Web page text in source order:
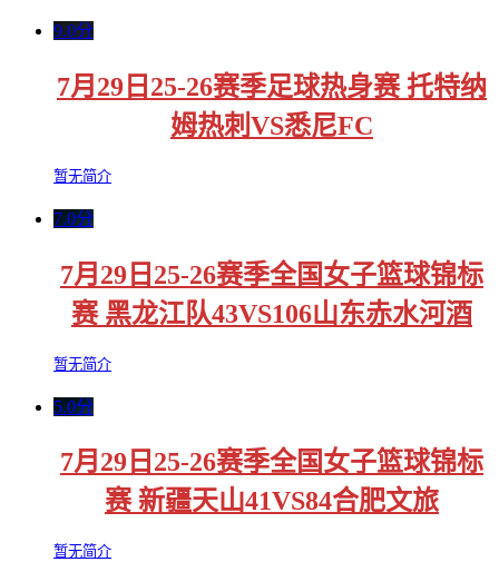
9.0分
7月29日25-26赛季足球热身赛 托特纳
姆热刺VS悉尼FC
暂无简介
7.0分
7月29日25-26赛季全国女子篮球锦标
赛 黑龙江队43VS106山东赤水河酒
暂无简介
5.0分
7月29日25-26赛季全国女子篮球锦标
赛 新疆天山41VS84合肥文旅
暂无简介